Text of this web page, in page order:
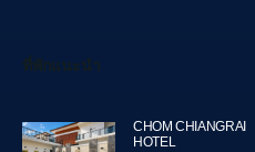
ที่พักแนะนำ
CHOM CHIANGRAI
HOTEL